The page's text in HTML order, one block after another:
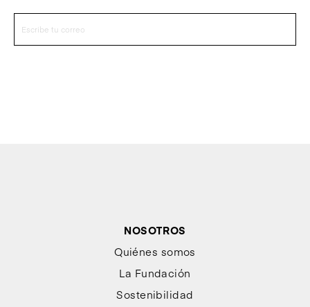
NOSOTROS
Quiénes somos
La Fundación
Sostenibilidad